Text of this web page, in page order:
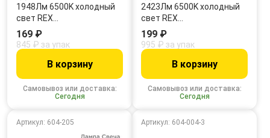
1948Лм 6500K холодный
свет REX…
Самовывоз или доставка:
Сегодня
169 ₽
845 ₽ за упак
В корзину
2423Лм 6500K холодный
свет REX…
Самовывоз или доставка:
Сегодня
199 ₽
995 ₽ за упак
В корзину
Артикул: 604-205 Артикул: 604-004-3